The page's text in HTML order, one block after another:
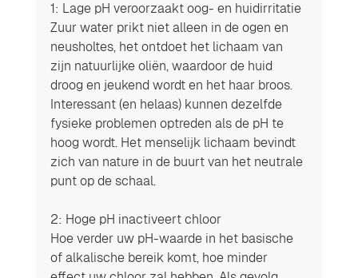
1: Lage pH veroorzaakt oog- en huidirritatie
Zuur water prikt niet alleen in de ogen en
neusholtes, het ontdoet het lichaam van
zijn natuurlijke oliën, waardoor de huid
droog en jeukend wordt en het haar broos.
Interessant (en helaas) kunnen dezelfde
fysieke problemen optreden als de pH te
hoog wordt. Het menselijk lichaam bevindt
zich van nature in de buurt van het neutrale
punt op de schaal.
2: Hoge pH inactiveert chloor
Hoe verder uw pH-waarde in het basische
of alkalische bereik komt, hoe minder